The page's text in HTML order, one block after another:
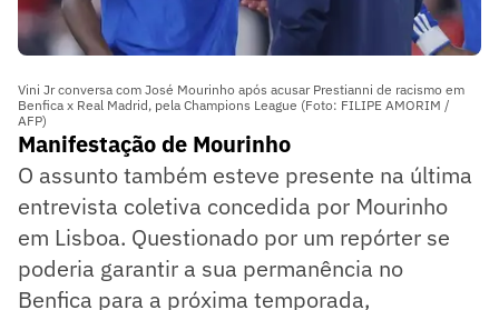
Vini Jr conversa com José Mourinho após acusar Prestianni de racismo em
Benfica x Real Madrid, pela Champions League (Foto: FILIPE AMORIM /
AFP)
Manifestação de Mourinho
O assunto também esteve presente na última
entrevista coletiva concedida por Mourinho
em Lisboa. Questionado por um repórter se
poderia garantir a sua permanência no
Benfica para a próxima temporada,